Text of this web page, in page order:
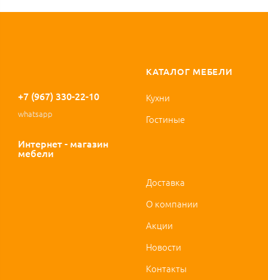
+7 (967) 330-22-10
whatsapp
Интернет - магазин
мебели
КАТАЛОГ МЕБЕЛИ
Кухни
Гостиные
Доставка
О компании
Акции
Новости
Контакты